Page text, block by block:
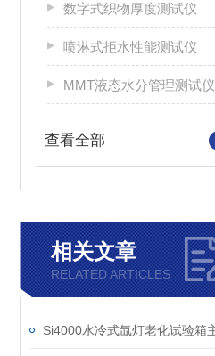
数字式织物厚度测试仪
喷淋式拒水性能测试仪
MMT液态水分管理测试仪
查看全部
相关文章
RELATED ARTICLES